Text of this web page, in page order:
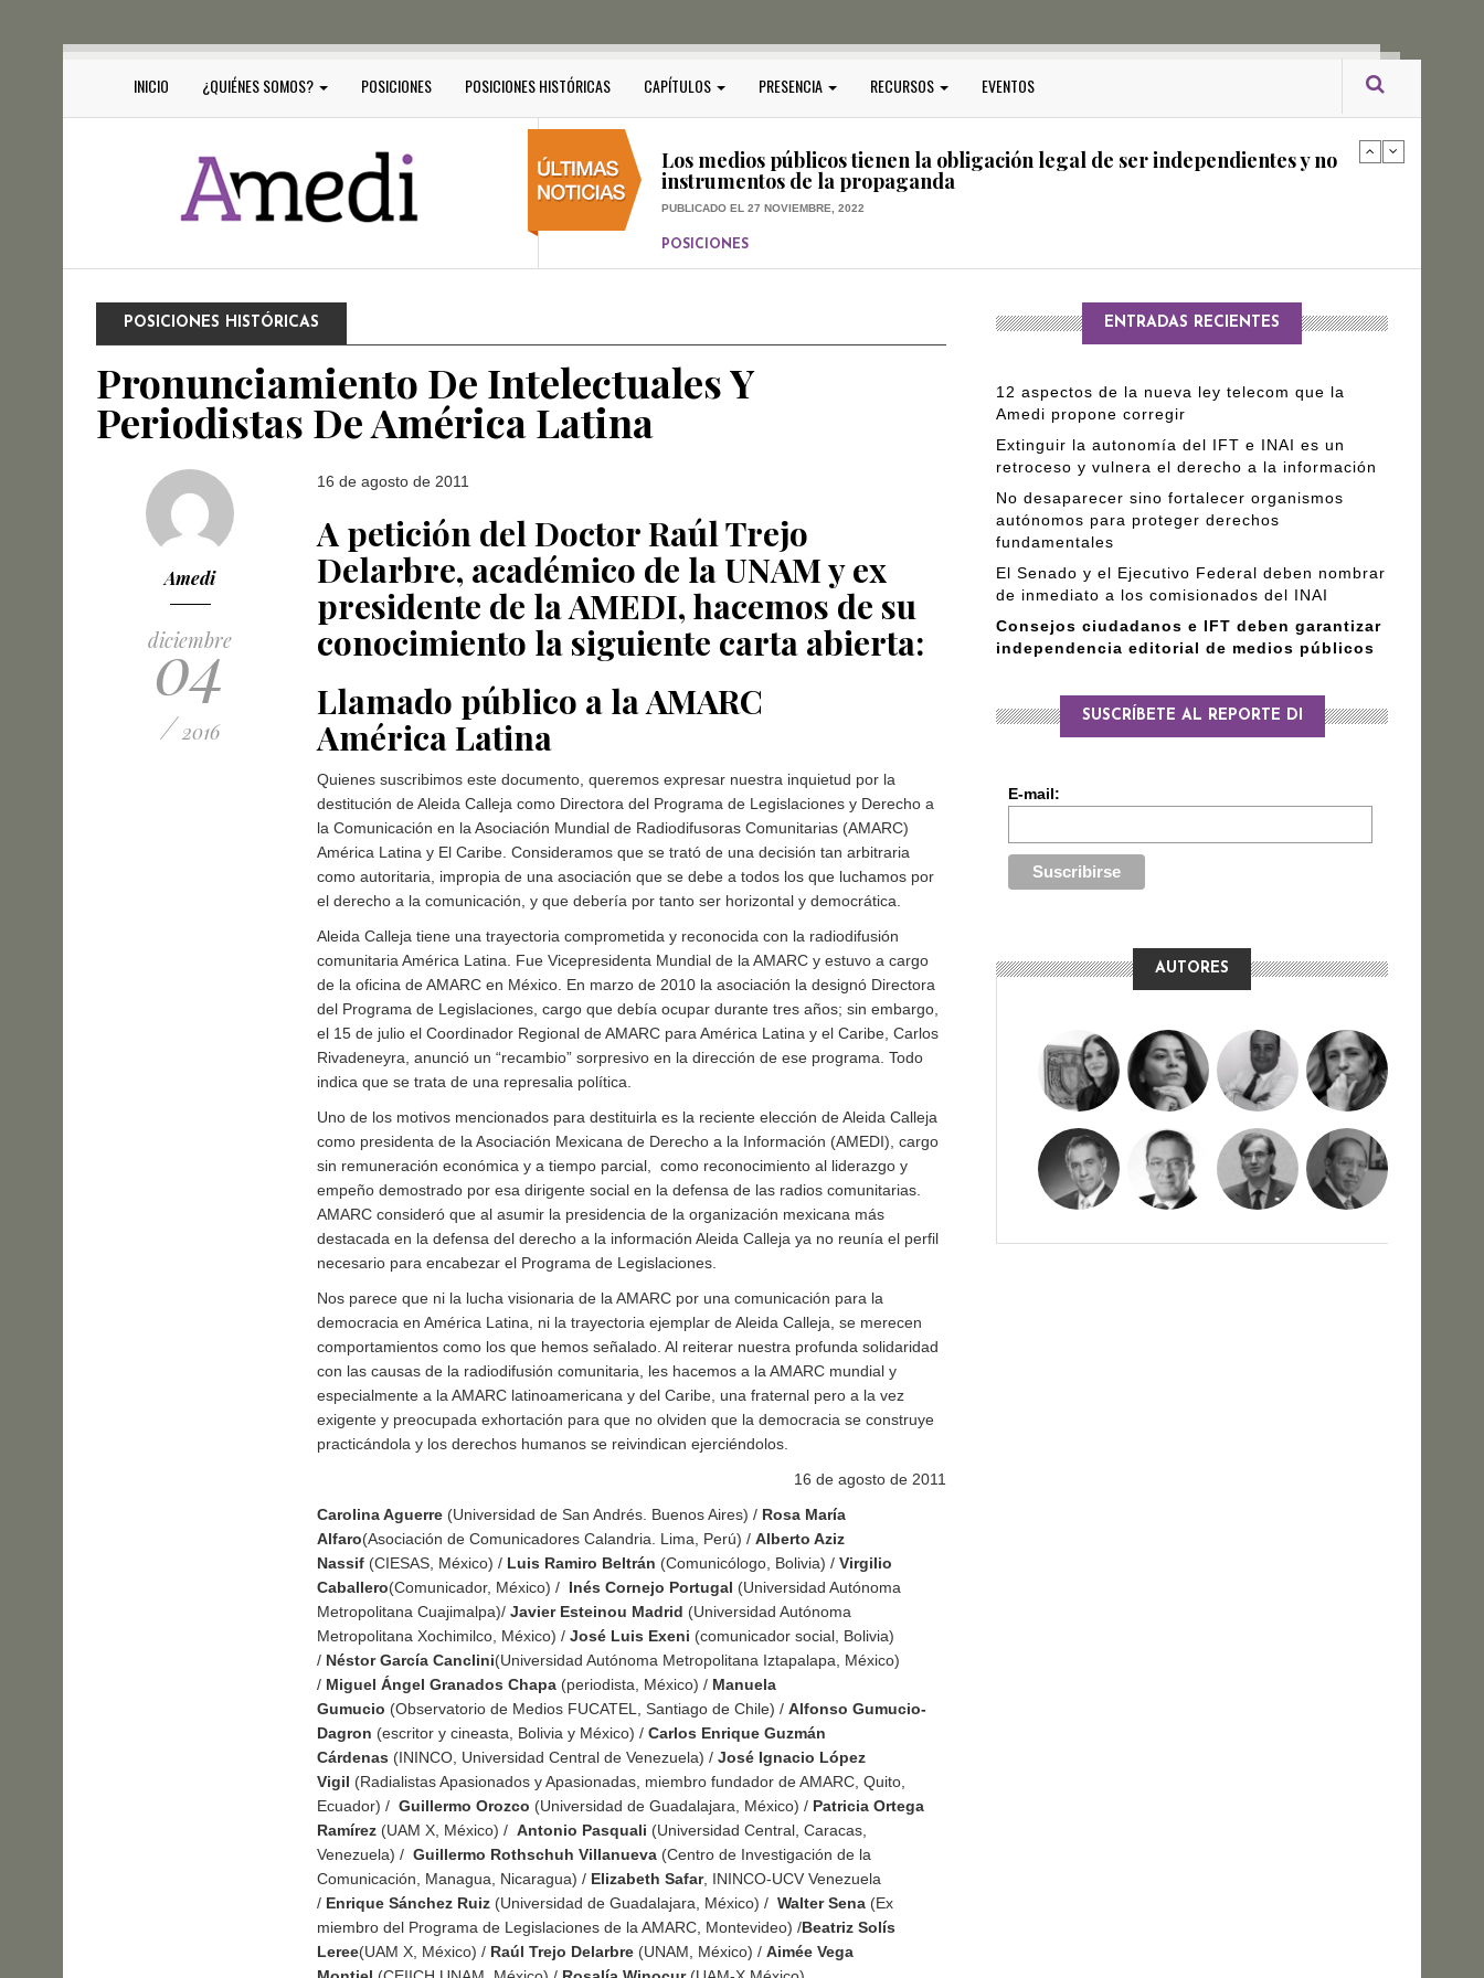
INICIO ¿QUIÉNES SOMOS? POSICIONES POSICIONES HISTÓRICAS CAPÍTULOS PRESENCIA RECURSOS EVENTOS
PUBLICADO EL 17 DICIEMBRE, 2022
Los medios públicos tienen la obligación legal de ser independientes y no
instrumentos de la propaganda
PUBLICADO EL 27 NOVIEMBRE, 2022
POSICIONES
Consejos ciudadanos e IFT deben garantizar independencia editorial de
POSICIONES HISTÓRICAS
Pronunciamiento De Intelectuales Y
Periodistas De América Latina
Amedi
diciembre
04
/ 2016
16 de agosto de 2011
A petición del Doctor Raúl Trejo
Delarbre, académico de la UNAM y ex
presidente de la AMEDI, hacemos de su
conocimiento la siguiente carta abierta:
Llamado público a la AMARC
América Latina
Quienes suscribimos este documento, queremos expresar nuestra inquietud por la
destitución de Aleida Calleja como Directora del Programa de Legislaciones y Derecho a
la Comunicación en la Asociación Mundial de Radiodifusoras Comunitarias (AMARC)
América Latina y El Caribe. Consideramos que se trató de una decisión tan arbitraria
como autoritaria, impropia de una asociación que se debe a todos los que luchamos por
el derecho a la comunicación, y que debería por tanto ser horizontal y democrática.
Aleida Calleja tiene una trayectoria comprometida y reconocida con la radiodifusión
comunitaria América Latina. Fue Vicepresidenta Mundial de la AMARC y estuvo a cargo
de la oficina de AMARC en México. En marzo de 2010 la asociación la designó Directora
del Programa de Legislaciones, cargo que debía ocupar durante tres años; sin embargo,
el 15 de julio el Coordinador Regional de AMARC para América Latina y el Caribe, Carlos
Rivadeneyra, anunció un “recambio” sorpresivo en la dirección de ese programa. Todo
indica que se trata de una represalia política.
Uno de los motivos mencionados para destituirla es la reciente elección de Aleida Calleja
como presidenta de la Asociación Mexicana de Derecho a la Información (AMEDI), cargo
sin remuneración económica y a tiempo parcial, como reconocimiento al liderazgo y
empeño demostrado por esa dirigente social en la defensa de las radios comunitarias.
AMARC consideró que al asumir la presidencia de la organización mexicana más
destacada en la defensa del derecho a la información Aleida Calleja ya no reunía el perfil
necesario para encabezar el Programa de Legislaciones.
Nos parece que ni la lucha visionaria de la AMARC por una comunicación para la
democracia en América Latina, ni la trayectoria ejemplar de Aleida Calleja, se merecen
comportamientos como los que hemos señalado. Al reiterar nuestra profunda solidaridad
con las causas de la radiodifusión comunitaria, les hacemos a la AMARC mundial y
especialmente a la AMARC latinoamericana y del Caribe, una fraternal pero a la vez
exigente y preocupada exhortación para que no olviden que la democracia se construye
practicándola y los derechos humanos se reivindican ejerciéndolos.
16 de agosto de 2011
Carolina Aguerre (Universidad de San Andrés. Buenos Aires) / Rosa María
Alfaro(Asociación de Comunicadores Calandria. Lima, Perú) / Alberto Aziz
Nassif (CIESAS, México) / Luis Ramiro Beltrán (Comunicólogo, Bolivia) / Virgilio
Caballero(Comunicador, México) / Inés Cornejo Portugal (Universidad Autónoma
Metropolitana Cuajimalpa)/ Javier Esteinou Madrid (Universidad Autónoma
Metropolitana Xochimilco, México) / José Luis Exeni (comunicador social, Bolivia)
/ Néstor García Canclini(Universidad Autónoma Metropolitana Iztapalapa, México)
/ Miguel Ángel Granados Chapa (periodista, México) / Manuela
Gumucio (Observatorio de Medios FUCATEL, Santiago de Chile) / Alfonso Gumucio-
Dagron (escritor y cineasta, Bolivia y México) / Carlos Enrique Guzmán
Cárdenas (ININCO, Universidad Central de Venezuela) / José Ignacio López
Vigil (Radialistas Apasionados y Apasionadas, miembro fundador de AMARC, Quito,
Ecuador) / Guillermo Orozco (Universidad de Guadalajara, México) / Patricia Ortega
Ramírez (UAM X, México) / Antonio Pasquali (Universidad Central, Caracas,
Venezuela) / Guillermo Rothschuh Villanueva (Centro de Investigación de la
Comunicación, Managua, Nicaragua) / Elizabeth Safar, ININCO-UCV Venezuela
/ Enrique Sánchez Ruiz (Universidad de Guadalajara, México) / Walter Sena (Ex
miembro del Programa de Legislaciones de la AMARC, Montevideo) /Beatriz Solís
Leree(UAM X, México) / Raúl Trejo Delarbre (UNAM, México) / Aimée Vega
ENTRADAS RECIENTES
12 aspectos de la nueva ley telecom que la
Amedi propone corregir
Extinguir la autonomía del IFT e INAI es un
retroceso y vulnera el derecho a la información
No desaparecer sino fortalecer organismos
autónomos para proteger derechos
fundamentales
El Senado y el Ejecutivo Federal deben nombrar
de inmediato a los comisionados del INAI
Consejos ciudadanos e IFT deben garantizar
independencia editorial de medios públicos
SUSCRÍBETE AL REPORTE DI
E-mail:
AUTORES